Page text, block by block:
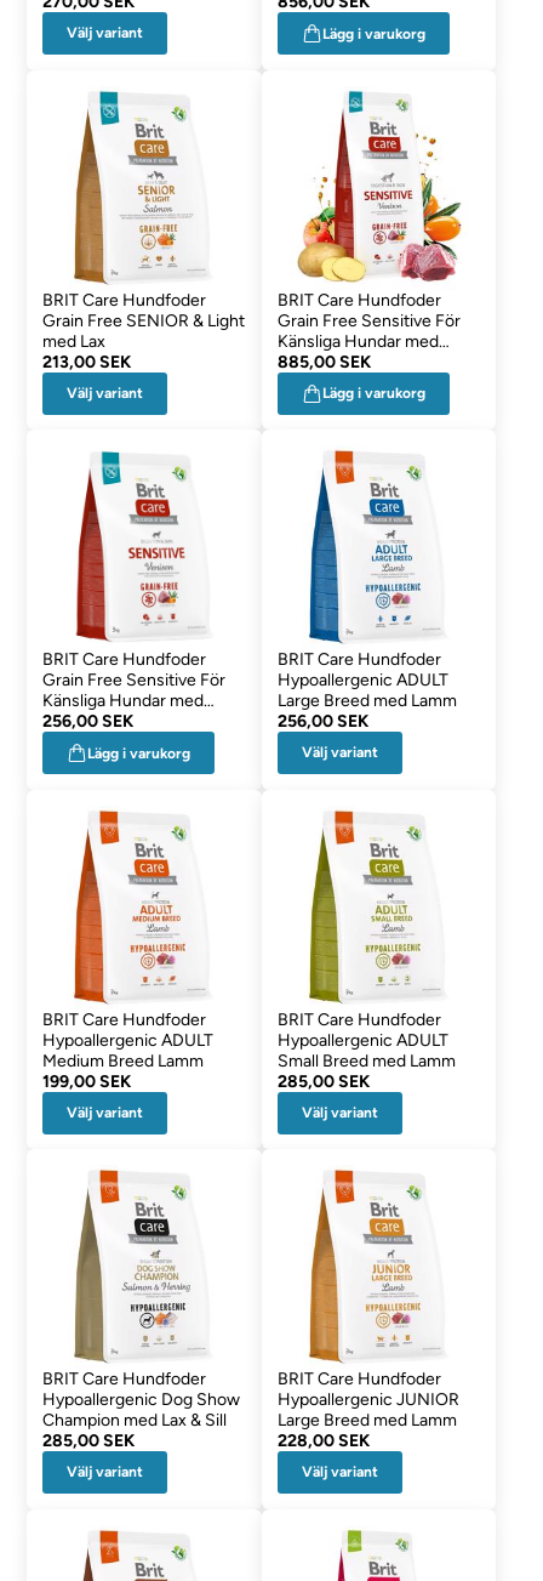
Välj variant Lägg i varukorg
BRIT Care Hundfoder
Grain Free SENIOR & Light
med Lax
213,00 SEK
Välj variant
BRIT Care Hundfoder
Grain Free Sensitive För
Känsliga Hundar med
Viltkött 12kg
885,00 SEK
Lägg i varukorg
BRIT Care Hundfoder
Grain Free Sensitive För
Känsliga Hundar med
Viltkött 3kg
256,00 SEK
Lägg i varukorg
BRIT Care Hundfoder
Hypoallergenic ADULT
Large Breed med Lamm
256,00 SEK
Välj variant
BRIT Care Hundfoder
Hypoallergenic ADULT
Medium Breed Lamm
199,00 SEK
Välj variant
BRIT Care Hundfoder
Hypoallergenic ADULT
Small Breed med Lamm
285,00 SEK
Välj variant
BRIT Care Hundfoder
Hypoallergenic Dog Show
Champion med Lax & Sill
285,00 SEK
Välj variant
BRIT Care Hundfoder
Hypoallergenic JUNIOR
Large Breed med Lamm
228,00 SEK
Välj variant